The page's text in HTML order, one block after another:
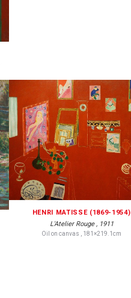
HENRI MATISSE (1869-1954)
L'Atelier Rouge , 1911
Oil on canvas , 181×219.1cm